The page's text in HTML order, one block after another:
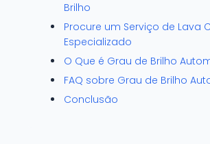
Brilho
Procure um Serviço de Lava
Especializado
O Que é Grau de Brilho
FAQ sobre Grau de Brilho
Conclusão